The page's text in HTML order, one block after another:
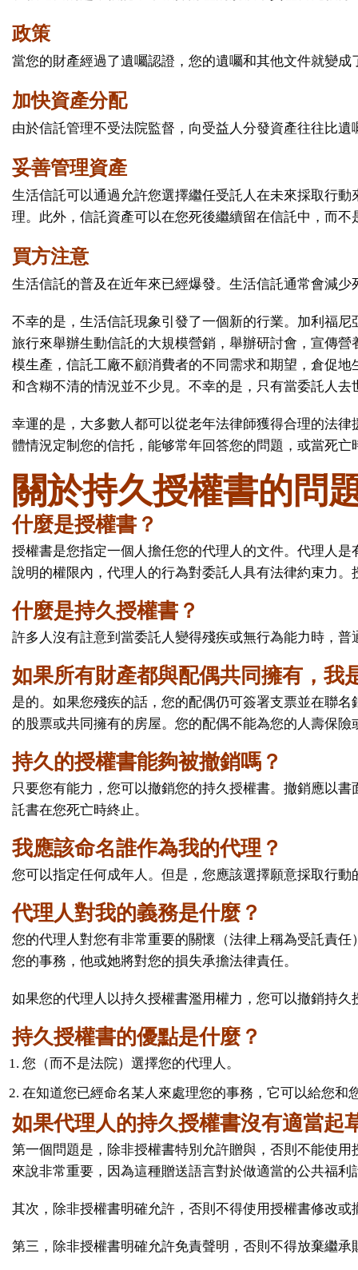
政策
當您的財產經過了遺囑認證，您的遺囑和其他文件就變
加快資產分配
由於信託管理不受法院監督，向受益人分發資產往往比遺
妥善管理資產
生活信託可以通過允許您選擇繼任受託人在未來採取行
理。此外，信託資產可以在您死後繼續留在信託中，而
買方注意
生活信託的普及在近年來已經爆發。生活信託通常會減
不幸的是，生活信託現象引發了一個新的行業。加利福
旅行來舉辦生動信託的大規模營銷，舉辦研討會，宣傳
模生產，信託工廠不顧消費者的不同需求和期望，倉促地
和含糊不清的情況並不少見。不幸的是，只有當委託人
幸運的是，大多數人都可以從老年法律師獲得合理的法
體情況定制您的信托，能够常年回答您的問題，或當死
關於持久授權書的問
什麼是授權書？
授權書是您指定一個人擔任您的代理人的文件。代理人
說明的權限內，代理人的行為對委託人具有法律約束力
什麼是持久授權書？
許多人沒有註意到當委託人變得殘疾或無行為能力時，
如果所有財產都與配偶共同擁有，我
是的。如果您殘疾的話，您的配偶仍可簽署支票並在聯
的股票或共同擁有的房屋。您的配偶不能為您的人壽保
持久的授權書能夠被撤銷嗎？
只要您有能力，您可以撤銷您的持久授權書。撤銷應以
託書在您死亡時終止。
我應該命名誰作為我的代理？
您可以指定任何成年人。但是，您應該選擇願意採取行
代理人對我的義務是什麼？
您的代理人對您有非常重要的關懷（法律上稱為受託責
您的事務，他或她將對您的損失承擔法律責任。
如果您的代理人以持久授權書濫用權力，您可以撤銷持
持久授權書的優點是什麼？
您（而不是法院）選擇您的代理人。
在知道您已經命名某人來處理您的事務，它可以給您
如果代理人的持久授權書沒有適當起
第一個問題是，除非授權書特別允許贈與，否則不能使
來說非常重要，因為這種贈送語言對於做適當的公共福利
其次，除非授權書明確允許，否則不得使用授權書修改
第三，除非授權書明確允許免責聲明，否則不得放棄繼承